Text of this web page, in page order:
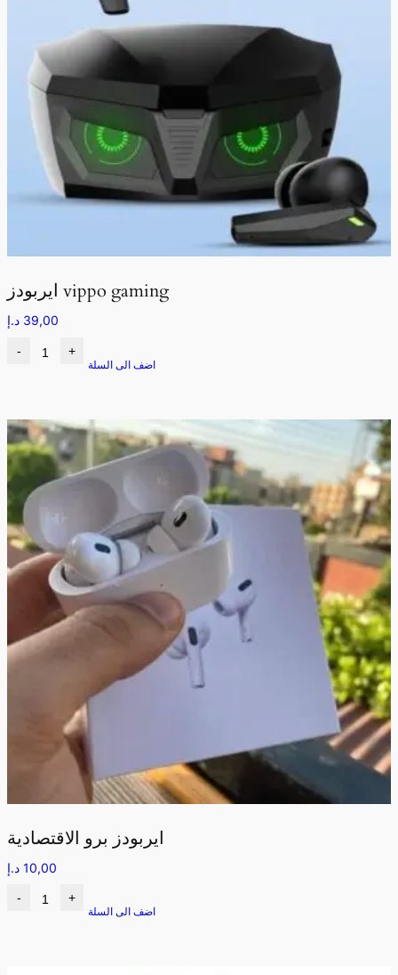
ايربودز vippo gaming
39,00 د.إ
- +
اضف الى السلة
ايربودز برو الاقتصادية
10,00 د.إ
- +
اضف الى السلة